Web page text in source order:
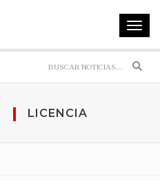
Toggle
LICENCIA